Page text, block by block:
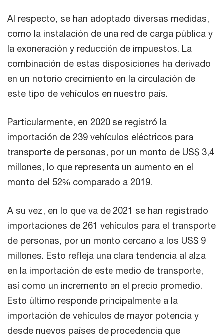
Al respecto, se han adoptado diversas medidas,
como la instalación de una red de carga pública y
la exoneración y reducción de impuestos. La
combinación de estas disposiciones ha derivado
en un notorio crecimiento en la circulación de
este tipo de vehículos en nuestro país.
Particularmente, en 2020 se registró la
importación de 239 vehículos eléctricos para
transporte de personas, por un monto de US$ 3,4
millones, lo que representa un aumento en el
monto del 52% comparado a 2019.
A su vez, en lo que va de 2021 se han registrado
importaciones de 261 vehículos para el transporte
de personas, por un monto cercano a los US$ 9
millones. Esto refleja una clara tendencia al alza
en la importación de este medio de transporte,
así como un incremento en el precio promedio.
Esto último responde principalmente a la
importación de vehículos de mayor potencia y
desde nuevos países de procedencia que